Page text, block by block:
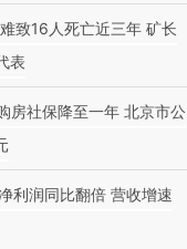
致16人死亡近三年 矿长
表
房社保降至一年 北京市公
利润同比翻倍 营收增速